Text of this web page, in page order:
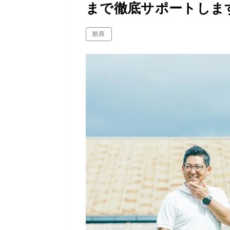
まで徹底サポートしま
酪農